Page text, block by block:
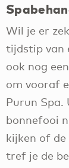
Wil je er
tijdstip van
ook nog
om vooraf
Purun Spa.
bonnefooi
kijken of
tref je de